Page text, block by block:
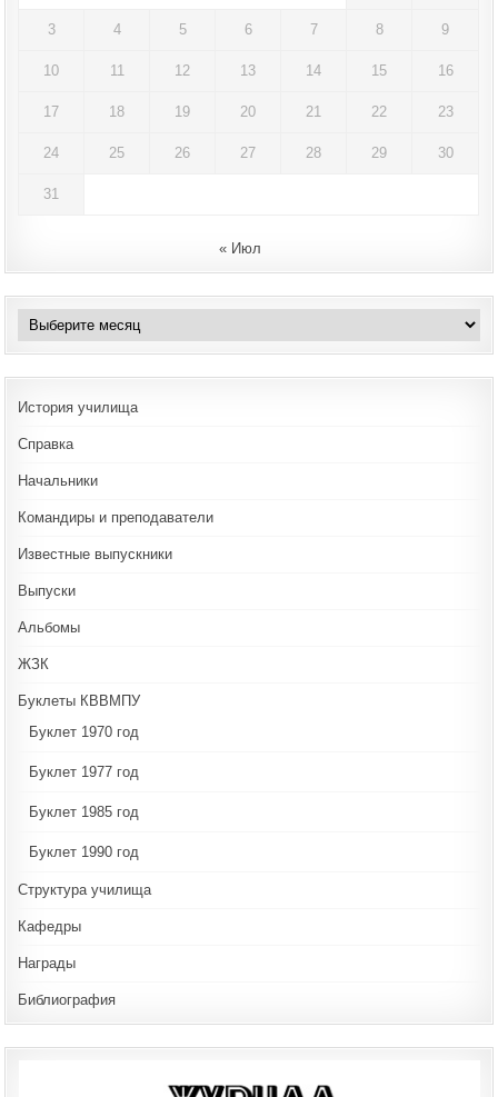
3 4 5 6 7 8 9
10 11 12 13 14 15 16
17 18 19 20 21 22 23
24 25 26 27 28 29 30
31
« Июл
Архивы
История училища
Справка
Начальники
Командиры и преподаватели
Известные выпускники
Выпуски
Альбомы
ЖЗК
Буклеты КВВМПУ
Буклет 1970 год
Буклет 1977 год
Буклет 1985 год
Буклет 1990 год
Структура училища
Кафедры
Награды
Библиография